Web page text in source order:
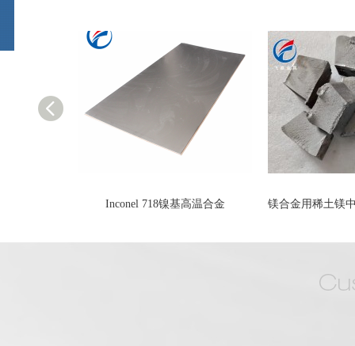
镁合金用稀土镁中间合金 厂家生产镁中间合金N200 纯镍带 N4